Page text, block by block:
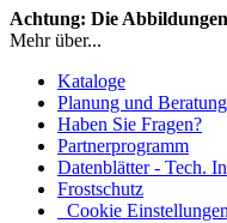
Achtung: Die
Mehr über...
Kataloge
Planung und Beratung
Haben Sie Fragen?
Partnerprogramm
Datenblätter - Tech.
Frostschutz
Cookie Einstellungen